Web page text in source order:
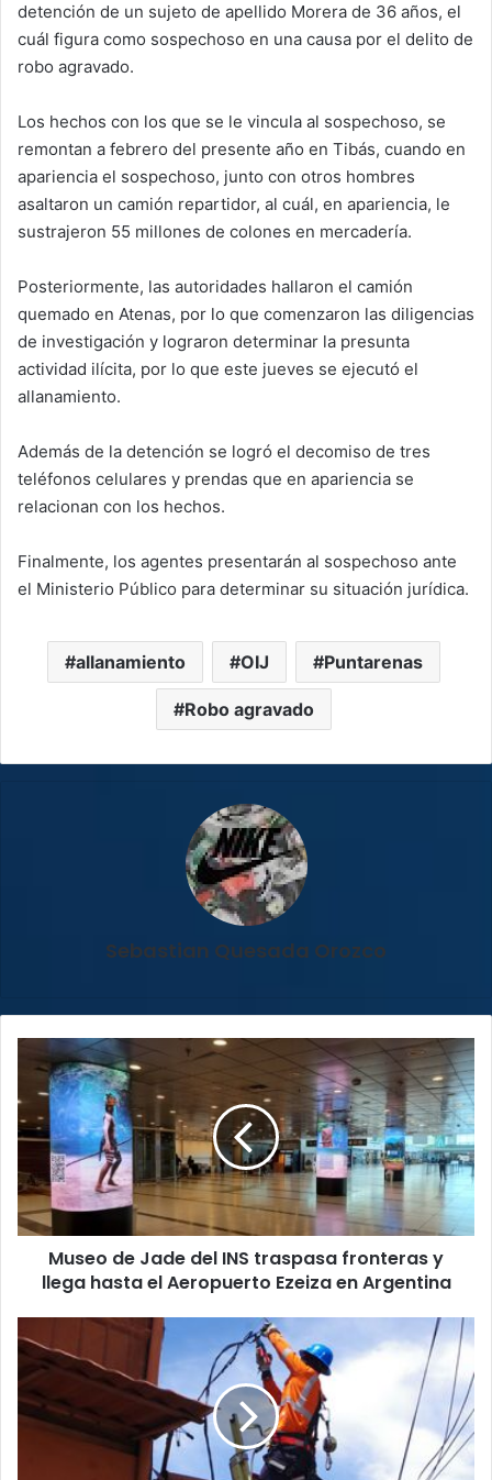
detención de un sujeto de apellido Morera de 36 años, el
cuál figura como sospechoso en una causa por el delito de
robo agravado.
Los hechos con los que se le vincula al sospechoso, se
remontan a febrero del presente año en Tibás, cuando en
apariencia el sospechoso, junto con otros hombres
asaltaron un camión repartidor, al cuál, en apariencia, le
sustrajeron 55 millones de colones en mercadería.
Posteriormente, las autoridades hallaron el camión
quemado en Atenas, por lo que comenzaron las diligencias
de investigación y lograron determinar la presunta
actividad ilícita, por lo que este jueves se ejecutó el
allanamiento.
Además de la detención se logró el decomiso de tres
teléfonos celulares y prendas que en apariencia se
relacionan con los hechos.
Finalmente, los agentes presentarán al sospechoso ante
el Ministerio Público para determinar su situación jurídica.
allanamiento OIJ Puntarenas
Robo agravado
Sebastian Quesada Orozco
Museo
Jade
del
INS
traspasa
fronteras
y
llega
hasta
en
Argentina
Museo de Jade del INS traspasa fronteras y
llega hasta el Aeropuerto Ezeiza en Argentina
¡Prepárese!
CNFL
cortará
la
electricidad